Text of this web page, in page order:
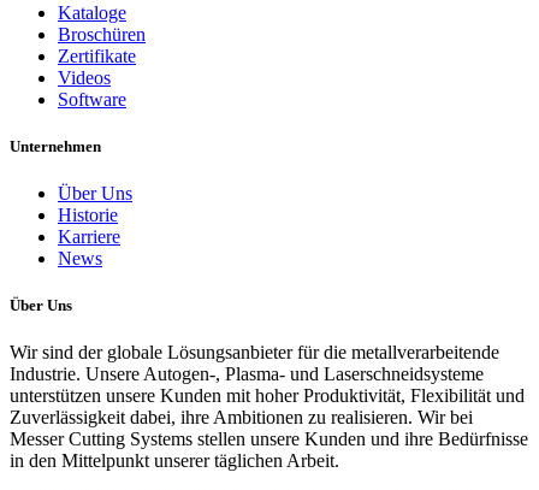
Kataloge
Broschüren
Zertifikate
Videos
Software
Unternehmen
Über Uns
Historie
Karriere
News
Über Uns
Wir sind der globale Lösungsanbieter für die metallverarbeitende
Industrie. Unsere Autogen-, Plasma- und Laserschneidsysteme
unterstützen unsere Kunden mit hoher Produktivität, Flexibilität und
Zuverlässigkeit dabei, ihre Ambitionen zu realisieren. Wir bei
Messer Cutting Systems stellen unsere Kunden und ihre Bedürfnisse
in den Mittelpunkt unserer täglichen Arbeit.